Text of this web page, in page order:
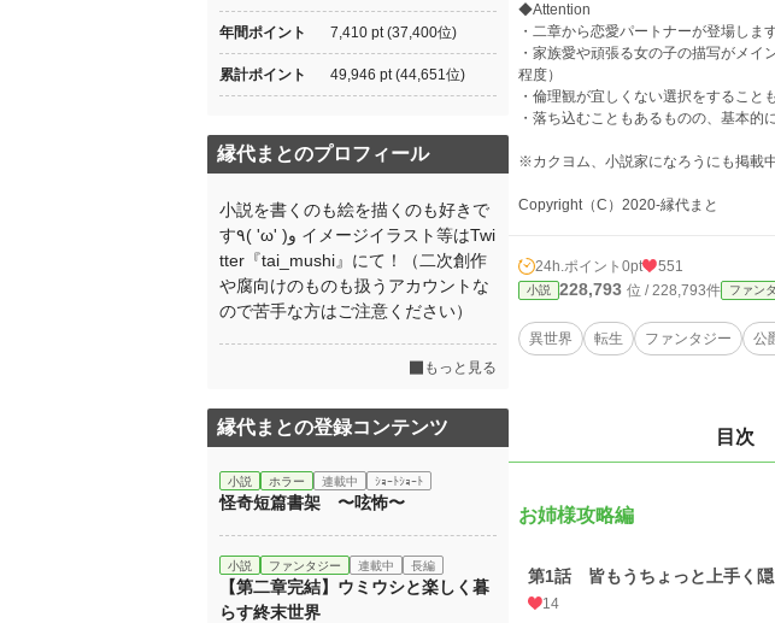
◆Attention
・二章から恋愛パートナーが登場し
・家族愛や頑張る女の子の描写がメ
程度）
・倫理観が宜しくない選択をするこ
・落ち込むこともあるものの、基本的
※カクヨム、小説家になろうにも掲載
Copyright（C）2020-縁代まと
24h.ポイント 0pt 551
小説 228,793 位 / 228,793件 ファン
異世界 転生 ファンタジー 公
目次
お姉様攻略編
第1話 皆もうちょっと上手く
14
年間ポイント 7,410 pt (37,400位)
累計ポイント 49,946 pt (44,651位)
縁代まとのプロフィール
小説を書くのも絵を描くのも好きで
す٩( 'ω' )و イメージイラスト等はTwi
tter『tai_mushi』にて！（二次創作
や腐向けのものも扱うアカウントな
ので苦手な方はご注意ください）
もっと見る
縁代まとの登録コンテンツ
小説 ホラー 連載中 ｼｮｰﾄｼｮｰﾄ
怪奇短篇書架 〜呟怖〜
小説 ファンタジー 連載中 長編
【第二章完結】ウミウシと楽しく暮
らす終末世界